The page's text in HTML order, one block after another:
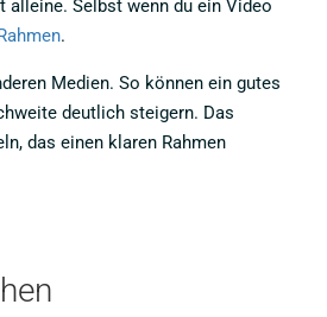
Selbst wenn du ein Video
.
Medien. So können ein gutes
deutlich steigern. Das
das einen klaren Rahmen